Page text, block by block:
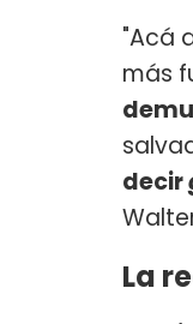
"Acá
más
decir
La